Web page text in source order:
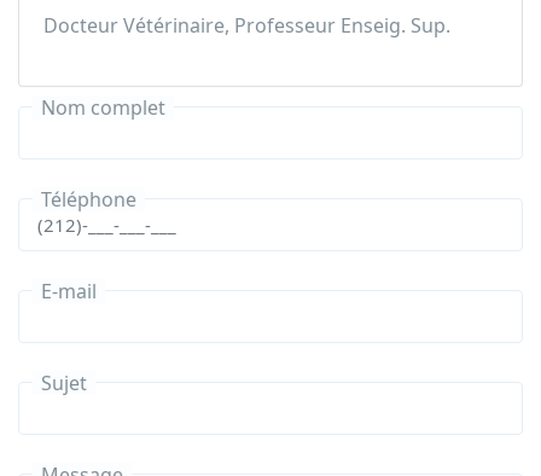
Docteur Vétérinaire, Professeur Enseig. Sup.
Nom complet
Téléphone
E-mail
Sujet